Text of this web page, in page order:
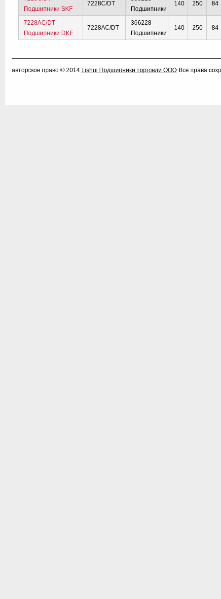
Подшипники SKF
7228C/DT
Подшипники
140 250 84
7228AC/DT
Подшипники DKF
7228AC/DT
366228
Подшипники
140 250 84
авторское право © 2014 Lishui Подшипники торговли ООО Все права